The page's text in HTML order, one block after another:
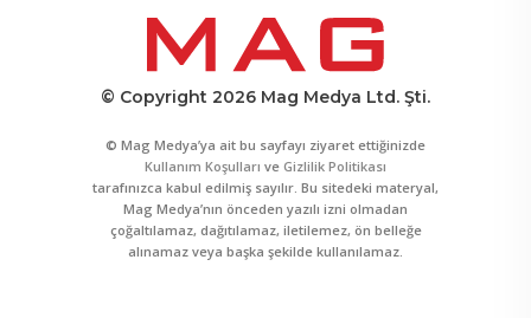
© Copyright 2026 Mag Medya Ltd. Şti.
© Mag Medya’ya ait bu sayfayı ziyaret ettiğinizde
Kullanım Koşulları ve Gizlilik Politikası
tarafınızca kabul edilmiş sayılır. Bu sitedeki materyal,
Mag Medya’nın önceden yazılı izni olmadan
çoğaltılamaz, dağıtılamaz, iletilemez, ön belleğe
alınamaz veya başka şekilde kullanılamaz.